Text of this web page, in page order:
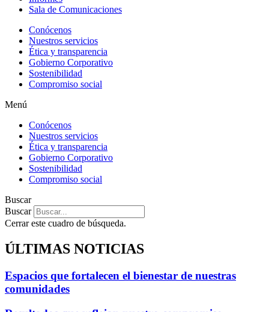
Sala de Comunicaciones
Conócenos
Nuestros servicios
Ética y transparencia
Gobierno Corporativo
Sostenibilidad
Compromiso social
Menú
Conócenos
Nuestros servicios
Ética y transparencia
Gobierno Corporativo
Sostenibilidad
Compromiso social
Buscar
Buscar
Cerrar este cuadro de búsqueda.
ÚLTIMAS NOTICIAS
Espacios que fortalecen el bienestar de nuestras
comunidades